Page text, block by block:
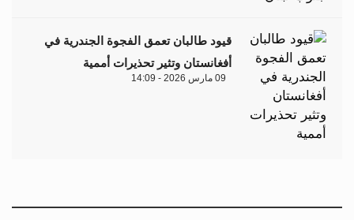
قيود طالبان تعمق الفجوة الجندرية في
أفغانستان وتثير تحذيرات أممية
09 مارس 2026 - 14:09